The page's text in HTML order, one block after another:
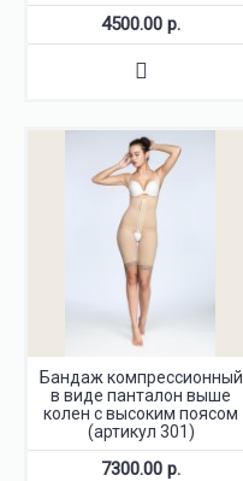
4500.00 р.
Бандаж компрессионный
в виде панталон выше
колен с высоким поясом
(артикул 301)
7300.00 р.